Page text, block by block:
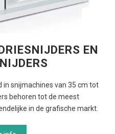
EN
in snijmachines van 35 cm tot
behoren tot de meest
in de grafische markt.